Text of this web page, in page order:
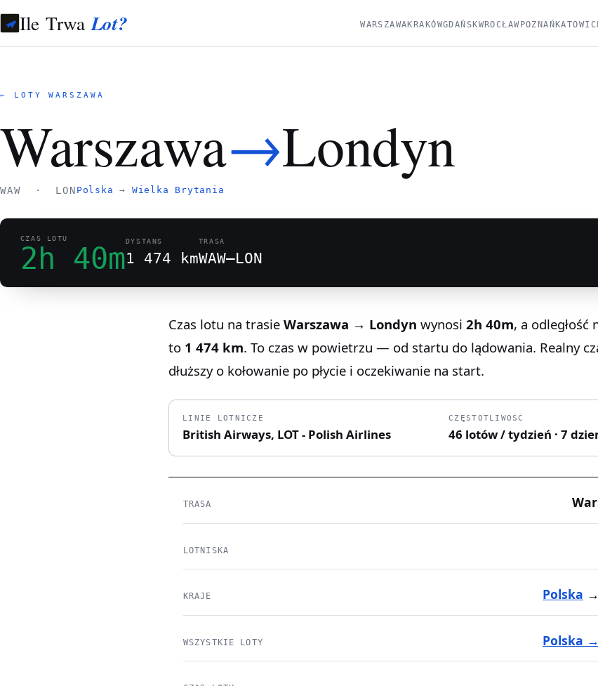
Ile TrwaLot? WARSZAWAKRAKÓWGDAŃSKWROCŁAW POZNAŃ
← LOTY WARSZAWA
Warszawa→Londyn
WAW · LON Polska → Wielka Brytania
CZAS LOTU
2h 40m
DYSTANS
1 474 km
TRASA
WAW–LON
Czas lotu na trasie Warszawa → Londyn wynosi 2h 40m, a odległość
to 1 474 km. To czas w powietrzu — od startu do lądowania. Realny
dłuższy o kołowanie po płycie i oczekiwanie na start.
LINIE LOTNICZE
British Airways, LOT - Polish Airlines
CZĘSTOTLIWOŚĆ
46 lotów / tydzień · 7
TRASA
LOTNISKA
KRAJE Polska →
WSZYSTKIE LOTY Polska